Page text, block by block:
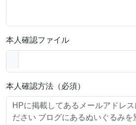
本人確認ファイル
本人確認方法（必須）